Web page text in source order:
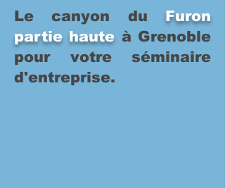
Le canyon du Furon
partie haute à Grenoble
pour votre séminaire
d'entreprise.